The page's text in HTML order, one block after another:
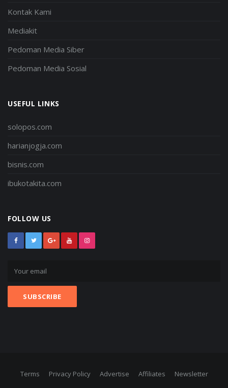
Kontak Kami
Mediakit
Pedoman Media Siber
Pedoman Media Sosial
USEFUL LINKS
solopos.com
harianjogja.com
bisnis.com
ibukotakita.com
FOLLOW US
Terms Privacy Policy Advertise Affiliates
Newsletter